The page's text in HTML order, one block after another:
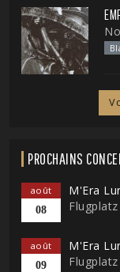
PROCHAINS
août
08
M'Era
août
09
M'Era